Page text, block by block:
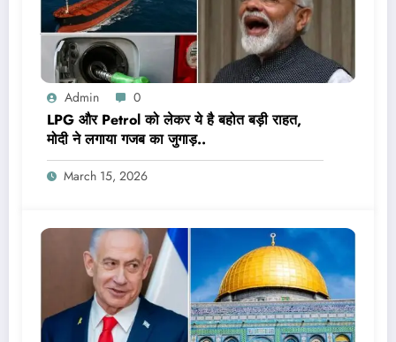
Admin 0
LPG और Petrol को लेकर ये है बहोत बड़ी राहत,
मोदी ने लगाया गजब का जुगाड़..
March 15, 2026